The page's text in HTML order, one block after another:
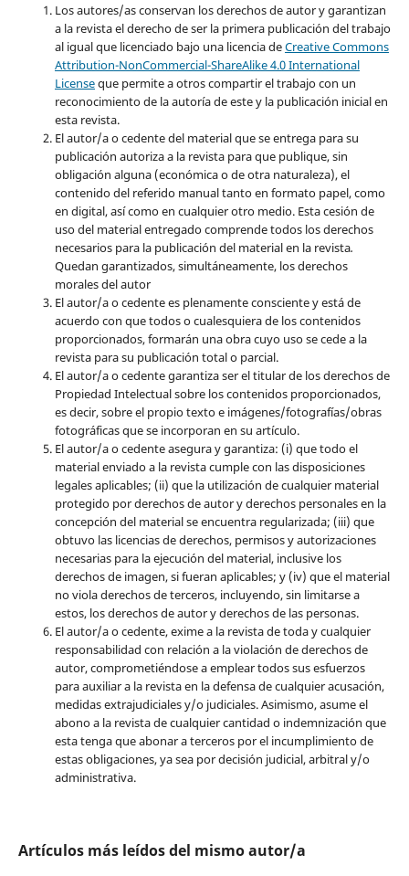
Los autores/as conservan los derechos de autor y garantizan
a la revista el derecho de ser la primera publicación del trabajo
al igual que licenciado bajo una licencia deCreative Commons
Attribution-NonCommercial-ShareAlike 4.0 International
Licenseque permite a otros compartir el trabajo con un
reconocimiento de la autoría de este y la publicación inicial en
esta revista.
El autor/a o cedente del material que se entrega para su
publicación autoriza a la revista para que publique, sin
obligación alguna (económica o de otra naturaleza), el
contenido del referido manual tanto en formato papel, como
en digital, así como en cualquier otro medio. Esta cesión de
uso del material entregado comprende todos los derechos
necesarios para la publicación del material en la revista.
Quedan garantizados, simultáneamente, los derechos
morales del autor
El autor/a o cedente es plenamente consciente y está de
acuerdo con que todos o cualesquiera de los contenidos
proporcionados, formarán una obra cuyo uso se cede a la
revista para su publicación total o parcial.
El autor/a o cedente garantiza ser el titular de los derechos de
Propiedad Intelectual sobre los contenidos proporcionados,
es decir, sobre el propio texto e imágenes/fotografías/obras
fotográficas que se incorporan en su artículo.
El autor/a o cedente asegura y garantiza: (i) que todo el
material enviado a la revista cumple con las disposiciones
legales aplicables; (ii) que la utilización de cualquier material
protegido por derechos de autor y derechos personales en la
concepción del material se encuentra regularizada; (iii) que
obtuvo las licencias de derechos, permisos y autorizaciones
necesarias para la ejecución del material, inclusive los
derechos de imagen, si fueran aplicables; y (iv) que el material
no viola derechos de terceros, incluyendo, sin limitarse a
estos, los derechos de autor y derechos de las personas.
El autor/a o cedente, exime a la revista de toda y cualquier
responsabilidad con relación a la violación de derechos de
autor, comprometiéndose a emplear todos sus esfuerzos
para auxiliar a la revista en la defensa de cualquier acusación,
medidas extrajudiciales y/o judiciales. Asimismo, asume el
abono a la revista de cualquier cantidad o indemnización que
esta tenga que abonar a terceros por el incumplimiento de
estas obligaciones, ya sea por decisión judicial, arbitral y/o
administrativa.
Artículos más leídos del mismo autor/a